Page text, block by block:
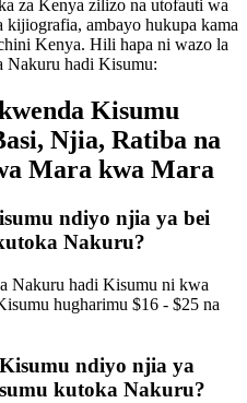
za Kenya zilizo na utofauti wa
kijiografia, ambayo hukupa kama
Kenya. Hili hapa ni wazo la
Nakuru hadi Kisumu:
Kisumu
Njia, Ratiba na
Mara kwa Mara
ndiyo njia ya bei
Nakuru?
Nakuru hadi Kisumu ni kwa
hugharimu $16 - $25 na
ndiyo njia ya
kutoka Nakuru?